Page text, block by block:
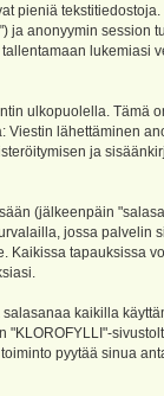
pieniä
anonyymin session
lukemiasi
ulkopuolella. Tämä
Viestin lähettäminen
ja
(jälkeenpäin
jossa palvelin
tapauksissa
kaikilla
pyytää sinua